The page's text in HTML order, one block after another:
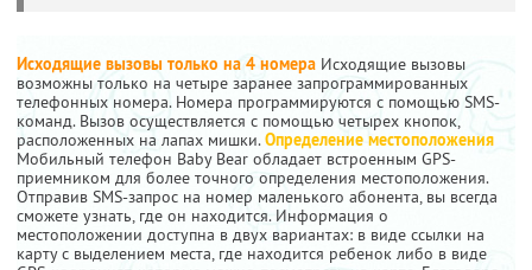
Исходящие вызовы только на 4 номера Исходящие вызовы
возможны только на четыре заранее запрограммированных
телефонных номера. Номера программируются с помощью SMS-
команд. Вызов осуществляется с помощью четырех кнопок,
расположенных на лапах мишки.Определение местоположения
Мобильный телефон Baby Bear обладает встроенным GPS-
приемником для более точного определения местоположения.
Отправив SMS-запрос на номер маленького абонента, вы всегда
сможете узнать, где он находится. Информация о
местоположении доступна в двух вариантах: в виде ссылки на
карту с выделением места, где находится ребенок либо в виде